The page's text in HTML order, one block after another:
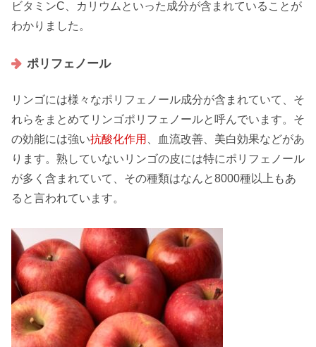
ビタミンC 、カリウムといった成分が含まれていることが
わかりました。
ポリフェノール
リンゴには様々なポリフェノール成分が含まれていて、そ
れらをまとめてリンゴポリフェノールと呼んでいます。そ
の効能には強い抗酸化作用
、血流改善、美白効果などがあ
ります。熟していないリンゴの皮には特にポリフェノール
が多く含まれていて、その種類はなんと8000種以上もあ
ると言われています。